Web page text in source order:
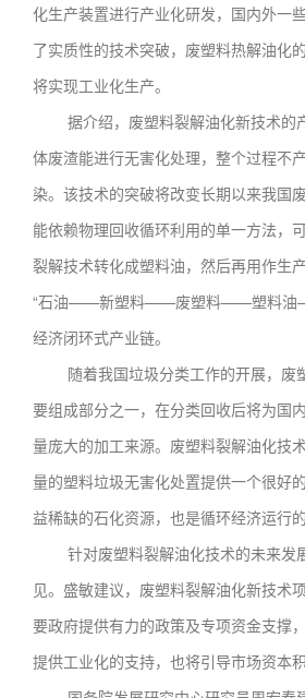
化生产装置进行产业化研发，国内外一
了实质性的技术突破，废塑料热解油化
将实现工业化生产。
据介绍，废塑料裂解油化新技术的
体废渣能进行无害化处理，整个过程不
染。该技术的突破将改变长期以来我国
能依赖物理回收循环利用的单一方法，
裂解技术转化成塑料油，然后再用作生
“石油——新塑料——废塑料——塑料油
经济闭环式产业链。
随着我国垃圾分类工作的开展，废
要组成部分之一，在分类回收后将为国
量庞大的加工来源。废塑料裂解油化技
量的塑料垃圾无害化处置提供一个很好
益稀缺的石化资源，也是循环经济运行
针对废塑料裂解油化技术的未来发
见。盛敏建议，废塑料裂解油化新技术
要政府提供有力的政策及专项资金支撑
提供工业化的支持，也将引导市场资本